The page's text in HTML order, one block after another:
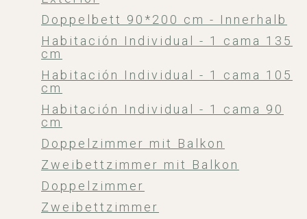
Doppelbett 90*200 cm - Innerhalb
Habitación Individual - 1 cama 135
cm
Habitación Individual - 1 cama 105
cm
Habitación Individual - 1 cama 90
cm
Doppelzimmer mit Balkon
Zweibettzimmer mit Balkon
Doppelzimmer
Zweibettzimmer